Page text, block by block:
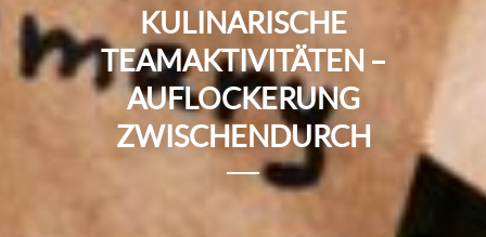
KULINARISCHE
TEAMAKTIVITÄTEN –
AUFLOCKERUNG
ZWISCHENDURCH